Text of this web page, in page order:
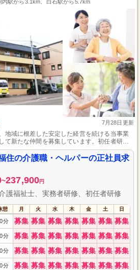
駅から3.1km、白石駅から5.7km
7月28日更新
地域に根差した安定した経営を続ける当事業
て新たな仲間を募集しています。初任者研修
無に関わらず、質の高い介護サービスを提供
できます。ここでの仕事は、ご利用者さまの
感じながら、自身の成長も目指せる環境で
住の介護職・ヘルパーの正社員求
~237,900円
護福祉士、実務者研修、初任者研修
憩 月 火 水 木 金 土 日
分 募集 募集 募集 募集 募集 募集 募集
分 募集 募集 募集 募集 募集 募集 募集
分 募集 募集 募集 募集 募集 募集 募集
分 募集 募集 募集 募集 募集 募集 募集